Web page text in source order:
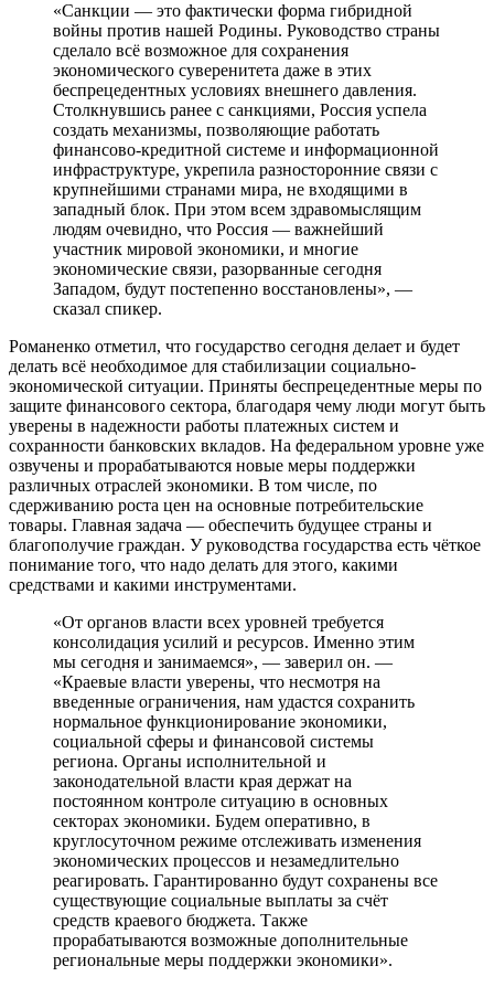
«Санкции — это фактически форма гибридной
войны против нашей Родины. Руководство страны
сделало всё возможное для сохранения
экономического суверенитета даже в этих
беспрецедентных условиях внешнего давления.
Столкнувшись ранее с санкциями, Россия успела
создать механизмы, позволяющие работать
финансово-кредитной системе и информационной
инфраструктуре, укрепила разносторонние связи с
крупнейшими странами мира, не входящими в
западный блок. При этом всем здравомыслящим
людям очевидно, что Россия — важнейший
участник мировой экономики, и многие
экономические связи, разорванные сегодня
Западом, будут постепенно восстановлены», —
сказал спикер.
Романенко отметил, что государство сегодня делает и будет
делать всё необходимое для стабилизации социально-
экономической ситуации. Приняты беспрецедентные меры по
защите финансового сектора, благодаря чему люди могут быть
уверены в надежности работы платежных систем и
сохранности банковских вкладов. На федеральном уровне уже
озвучены и прорабатываются новые меры поддержки
различных отраслей экономики. В том числе, по
сдерживанию роста цен на основные потребительские
товары. Главная задача — обеспечить будущее страны и
благополучие граждан. У руководства государства есть чёткое
понимание того, что надо делать для этого, какими
средствами и какими инструментами.
«От органов власти всех уровней требуется
консолидация усилий и ресурсов. Именно этим
мы сегодня и занимаемся», — заверил он. —
«Краевые власти уверены, что несмотря на
введенные ограничения, нам удастся сохранить
нормальное функционирование экономики,
социальной сферы и финансовой системы
региона. Органы исполнительной и
законодательной власти края держат на
постоянном контроле ситуацию в основных
секторах экономики. Будем оперативно, в
круглосуточном режиме отслеживать изменения
экономических процессов и незамедлительно
реагировать. Гарантированно будут сохранены все
существующие социальные выплаты за счёт
средств краевого бюджета. Также
прорабатываются возможные дополнительные
региональные меры поддержки экономики».